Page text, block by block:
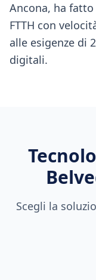
Ancona, ha
FTTH con
alle esigenze di
digitali.
Scegli la